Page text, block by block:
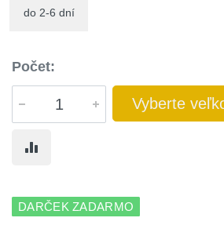
do 2-6 dní
Počet:
Vyberte
DARČEK ZADARMO